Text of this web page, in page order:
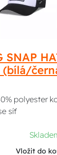
(bílá/
polyester
síť
Vložit do